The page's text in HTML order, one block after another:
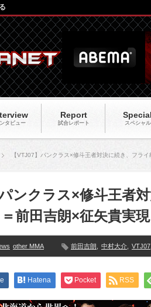
タビュー
Report
試合レポート
Special
スペシャル
【VTJ07】パンクラス×修斗王者対決に続き、フラ
パンクラス×修斗王者
前田吉朗×征矢貴実現
other MMA 前田吉朗 中村大介 VTJ07
Hatena Pocket RSS